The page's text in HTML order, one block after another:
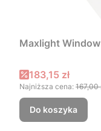
Maxlight
Cena
183,15 zł
Najniższa cena: 167,00
Do koszyka